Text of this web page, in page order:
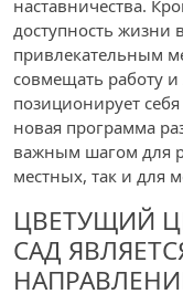
наставничества.
доступность жизни
привлекательным
совмещать работу
позиционирует
новая программа
важным шагом для
местных, так и для
ЦВЕТУЩИЙ
САД